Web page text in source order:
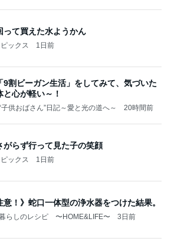
って買えた水ようかん
ックス 1日前
9割ビーガン生活」をしてみて、気づいた
と心が軽い～！
供おばさん”日記～愛と光の道へ～ 20時間前
がらず行って見た子の笑顔
ックス 1日前
意！》蛇口一体型の浄水器をつけた結果。
らしのレシピ 〜HOME&LIFE〜 3日前